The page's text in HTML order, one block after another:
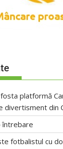
platformă
divertisment din
întrebare
fotbalistul cu